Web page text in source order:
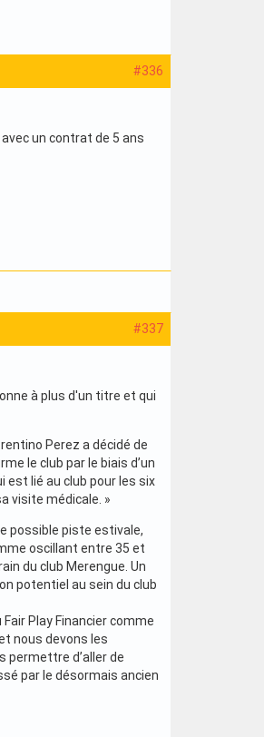
#336
un contrat de 5 ans
#337
à plus d'un titre et qui
Perez a décidé de
le club par le biais d’un
est lié au club pour les six
visite médicale. »
possible piste estivale,
oscillant entre 35 et
du club Merengue. Un
potentiel au sein du club
Play Financier comme
nous devons les
permettre d’aller de
par le désormais ancien